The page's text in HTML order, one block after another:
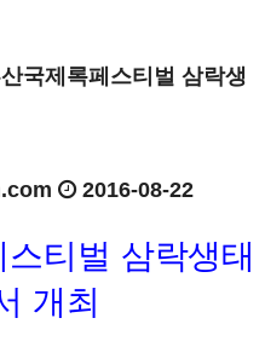
국제록페스티벌 삼락생
2016-08-22
티벌 삼락생태
개최